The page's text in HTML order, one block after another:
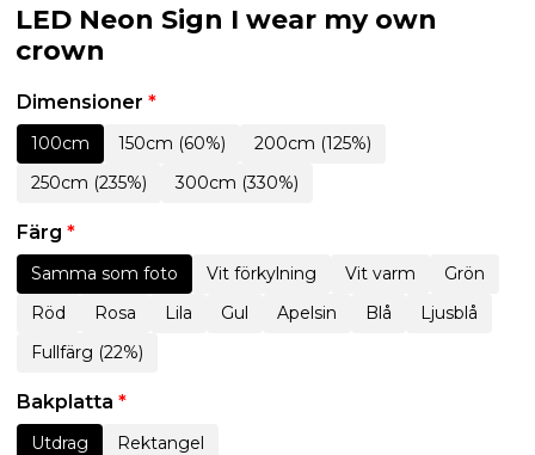
LED Neon Sign I wear my own
crown
Dimensioner *
100cm 150cm (60%)
200cm (125%)
250cm (235%)
300cm (330%)
Färg *
Samma som foto Vit förkylning Vit varm
Grön
Röd
Rosa Lila Gul Apelsin Blå
Ljusblå
Fullfärg (22%)
Bakplatta *
Utdrag Rektangel